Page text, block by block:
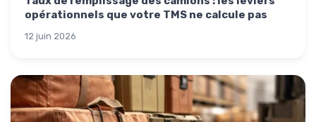
opérationnels que votre TMS ne calcule pas
12 juin 2026